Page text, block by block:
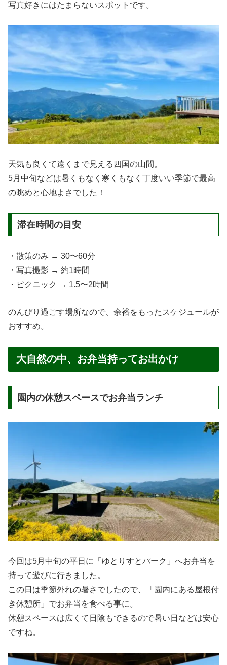
写真好きにはたまらないスポットです。
天気も良くて遠くまで見える四国の山間。
5月中旬などは暑くもなく寒くもなく丁度いい季節で最高
の眺めと心地よさでした！
滞在時間の目安
・散策のみ → 30〜60分
・写真撮影 → 約1時間
・ピクニック → 1.5〜2時間
のんびり過ごす場所なので、余裕をもったスケジュールが
おすすめ。
大自然の中、お弁当持ってお出かけ
園内の休憩スペースでお弁当ランチ
今回は5月中旬の平日に「ゆとりすとパーク」へお弁当を
持って遊びに行きました。
この日は季節外れの暑さでしたので、「園内にある屋根付
き休憩所」でお弁当を食べる事に。
休憩スペースは広くて日陰もできるので暑い日などは安心
ですね。